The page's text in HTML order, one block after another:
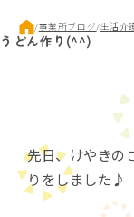
現
在
/事業所ブログ/生活介
うどん作り(^^)
先日、けやきの
りをしました♪